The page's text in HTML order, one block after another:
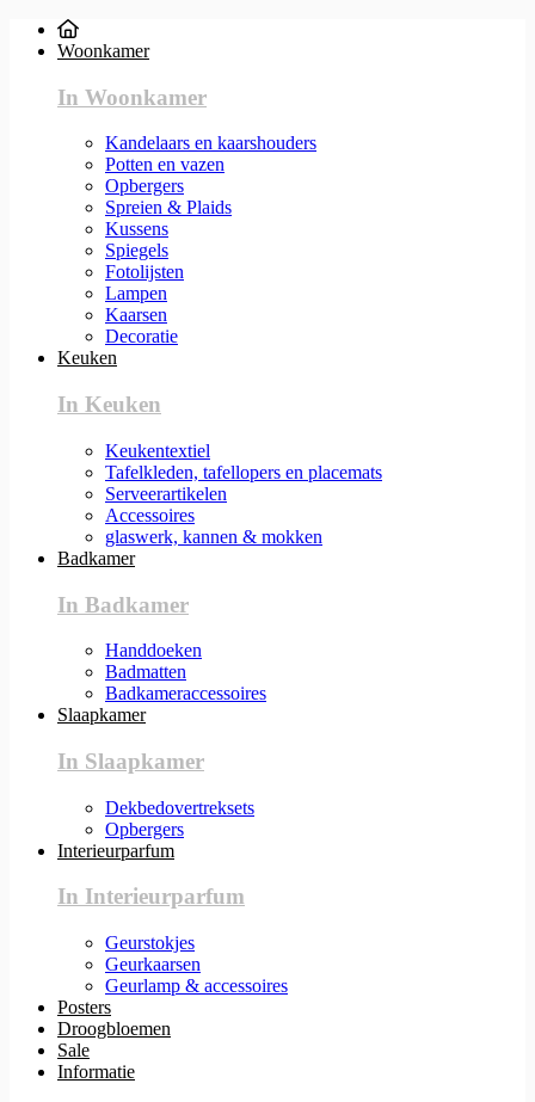
Woonkamer
In Woonkamer
Kandelaars en kaarshouders
Potten en vazen
Opbergers
Spreien & Plaids
Kussens
Spiegels
Fotolijsten
Lampen
Kaarsen
Decoratie
Keuken
In Keuken
Keukentextiel
Tafelkleden, tafellopers en placemats
Serveerartikelen
Accessoires
glaswerk, kannen & mokken
Badkamer
In Badkamer
Handdoeken
Badmatten
Badkameraccessoires
Slaapkamer
In Slaapkamer
Dekbedovertreksets
Opbergers
Interieurparfum
In Interieurparfum
Geurstokjes
Geurkaarsen
Geurlamp & accessoires
Posters
Droogbloemen
Sale
Informatie